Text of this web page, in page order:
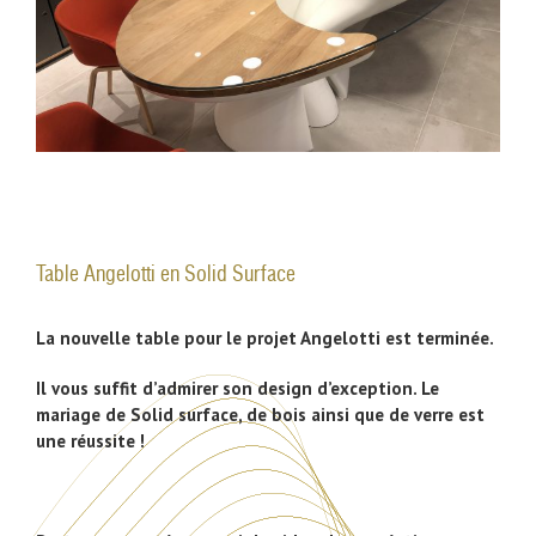
Table Angelotti en Solid Surface
La nouvelle table pour le projet Angelotti est terminée.
Il vous suffit d’admirer son design d’exception. Le
mariage de Solid surface, de bois ainsi que de verre est
une réussite !